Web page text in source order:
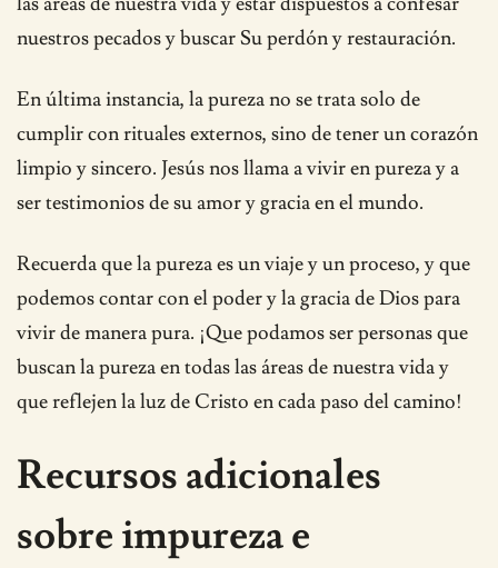
nuestros pecados y buscar Su perdón y restauración.
En última instancia, la pureza no se trata solo de
cumplir con rituales externos, sino de tener un corazón
limpio y sincero. Jesús nos llama a vivir en pureza y a
ser testimonios de su amor y gracia en el mundo.
Recuerda que la pureza es un viaje y un proceso, y que
podemos contar con el poder y la gracia de Dios para
vivir de manera pura. ¡Que podamos ser personas que
buscan la pureza en todas las áreas de nuestra vida y
que reflejen la luz de Cristo en cada paso del camino!
Recursos adicionales
sobre impureza e